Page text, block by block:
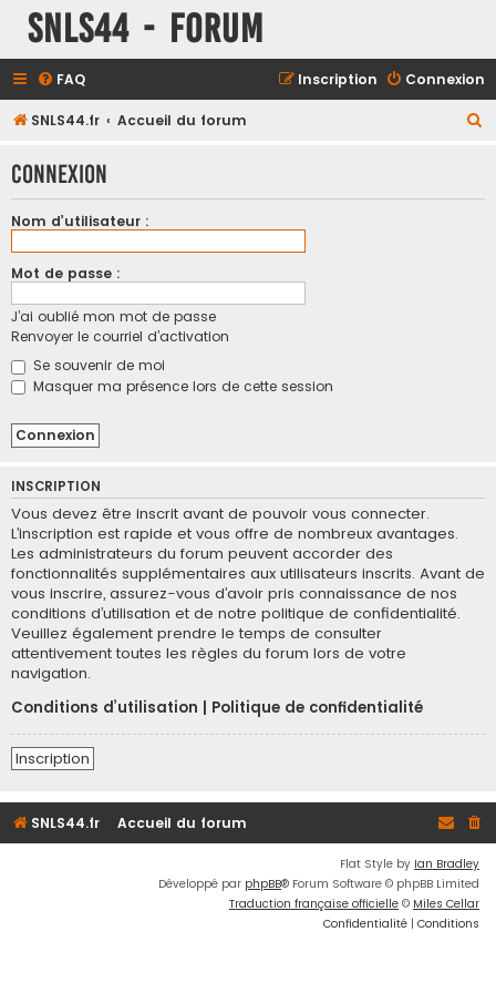
SNLS44 - Forum
FAQ Connexion
Inscription
SNLS44.fr Accueil du forum
h
Connexion
Nom d’utilisateur :
Mot de passe :
J’ai oublié mon mot de passe
Renvoyer le courriel d’activation
Se souvenir de moi
Masquer ma présence lors de cette session
INSCRIPTION
Vous devez être inscrit avant de pouvoir vous connecter.
L’inscription est rapide et vous offre de nombreux avantages.
Les administrateurs du forum peuvent accorder des
fonctionnalités supplémentaires aux utilisateurs inscrits. Avant de
vous inscrire, assurez-vous d’avoir pris connaissance de nos
conditions d’utilisation et de notre politique de confidentialité.
Veuillez également prendre le temps de consulter
attentivement toutes les règles du forum lors de votre
navigation.
Conditions d’utilisation
Politique de confidentialité
Inscription
SNLS44.fr Accueil du forum
Flat Style by Ian Bradley
Développé par phpBB® Forum Software © phpBB Limited
Traduction française officielle © Miles Cellar
Confidentialité | Conditions